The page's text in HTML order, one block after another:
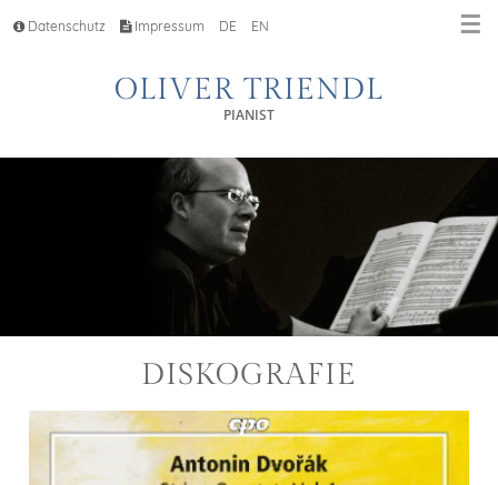
Datenschutz Impressum DE EN ☰
OLIVER TRIENDL
PIANIST
DISKOGRAFIE